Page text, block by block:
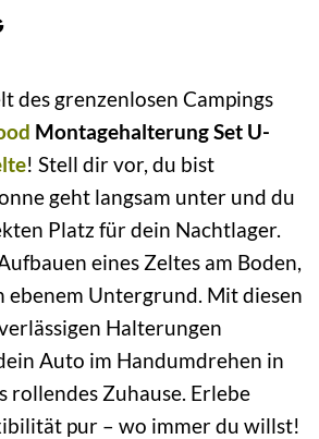
des grenzenlosen Campings
Montagehalterung Set U-
! Stell dir vor, du bist
geht langsam unter und du
Platz für dein Nachtlager.
eines Zeltes am Boden,
ebenem Untergrund. Mit diesen
Halterungen
Auto im Handumdrehen in
rollendes Zuhause. Erlebe
pur – wo immer du willst!